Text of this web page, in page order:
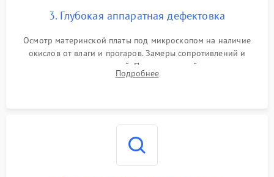
3. Глубокая аппаратная дефектовка
Осмотр материнской платы под микроскопом на наличие
окислов от влаги и прогаров. Замеры сопротивлений и
дежурных напряжений. Проверка цепей питания,
мультиконтроллера, процессора и видеочипа.
Подробнее